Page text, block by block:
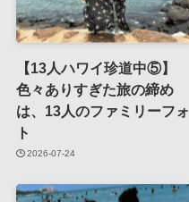
【13人ハワイ珍道中⑤】
色々ありすぎた旅の締め
は、13人のファミリーフォ
ト
2026-07-24